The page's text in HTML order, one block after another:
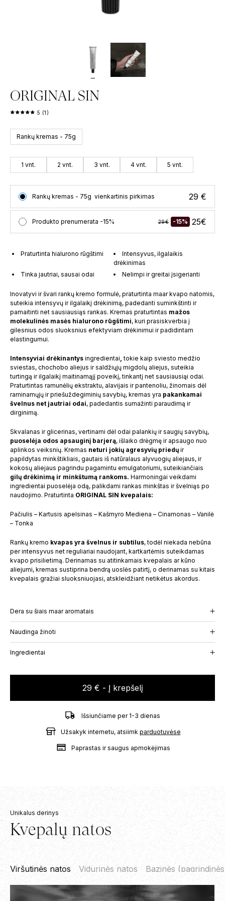
ORIGINAL SIN
5 (1)
Rankų kremas - 75g
1 vnt. 2 vnt. 3 vnt. 4 vnt. 5 vnt.
Rankų kremas - 75g vienkartinis pirkimas 29 €
Produkto prenumerata -15% 29€ -15% 25€
Praturtinta hialurono rūgštimi
Intensyvus, ilgalaikis
drėkinimas
Tinka jautriai, sausai odai
Nelimpi ir greitai įsigerianti
Inovatyvi ir švari rankų kremo formulė, praturtinta maar kvapo natomis,
suteikia intensyvų ir ilgalaikį drėkinimą, padedanti suminkštinti ir
pamaitinti net sausiausiąs rankas. Kremas praturtintas mažos
molekulinės masės hialurono rūgštimi, kuri prasiskverbia į
gilesnius odos sluoksnius efektyviam drėkinimui ir padidintam
elastingumui.
Intensyviai drėkinantys ingredientai ,tokie kaip sviesto medžio
sviestas, chochobo aliejus ir saldžiųjų migdolų aliejus, suteikia
turtingą ir ilgalaikį maitinamąjį poveikį, tinkantį net sausiausiąi odai.
Praturtintas ramunėlių ekstraktu, alavijais ir pantenoliu, žinomais dėl
raminamųjų ir priešuždegiminių savybių, kremas yra pakankamai
švelnus net jautriai odai, padedantis sumažinti paraudimą ir
dirginimą.
Skvalanas ir glicerinas, vertinami dėl odai palankių ir saugių savybių,
puoselėja odos apsauginį barjerą, išlaiko drėgmę ir apsaugo nuo
aplinkos veiksnių. Kremas neturi jokių agresyvių priedų ir
papildytas minkštikliais, gautais iš natūralaus alyvuogių aliejaus, ir
kokosų aliejaus pagrindu pagamintu emulgatoriumi, suteikiančiais
gilų drėkinimą ir minkštumą rankoms. Harmoningai veikdami
ingredientai puoselėja odą, palikdami rankas minkštas ir švelniąs po
naudojimo. Praturtinta ORIGINAL SIN kvepalais:
Pačiulis – Kartusis apelsinas – Kašmyro Mediena – Cinamonas – Vanilė
– Tonka
Rankų kremo kvapas yra švelnus ir subtilus, todėl niekada nebūna
per intensyvus net reguliariai naudojant, kartkartėmis suteikdamas
kvapo prisilietimą. Derinamas su atitinkamais kvepalais ar kūno
aliejumi, kremas sustiprina bendrą uoslės patirtį, o derinamas su kitais
kvepalais gražiai sluoksniuojasi, atskleidžiant netikėtus akordus.
Dera su šiais maar aromatais
Naudinga žinoti
Ingredientai
29 € - Į krepšelį
Išsiunčiame per 1-3 dienas
Užsakyk internetu, atsiimk parduotuvėse
Paprastas ir saugus apmokėjimas
Unikalus derinys
Kvepalų natos
Viršutinės natos Vidurinės natos Bazinės